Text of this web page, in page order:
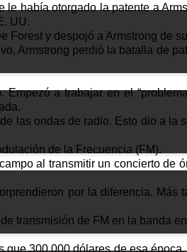
había otorgado la patente a
UU.
Forest y despojó a Armstrong de
Armstrong perdió la batalla de
a trabajar en el
las ondas de radio. Esto dio a la
de la Frecuencia (FM).
al transmitir un concierto de
por la diferencia. Más
transmisión de FM en la banda
300.000 dólares de esa